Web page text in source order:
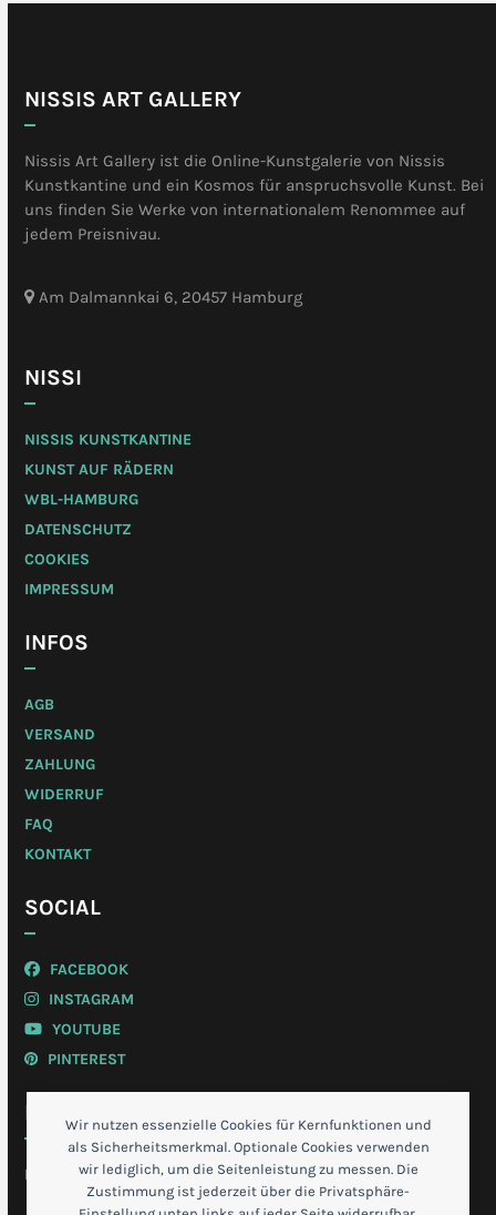
Wir nutzen essenzielle Cookies für Kernfunktionen und
als Sicherheitsmerkmal. Optionale Cookies verwenden
wir lediglich, um die Seitenleistung zu messen. Die
Zustimmung ist jederzeit über die Privatsphäre-
NISSIS ART GALLERY
Nissis Art Gallery ist die Online-Kunstgalerie von Nissis
Kunstkantine und ein Kosmos für anspruchsvolle Kunst. Bei
uns finden Sie Werke von internationalem Renommee auf
jedem Preisnivau.
Am Dalmannkai 6, 20457 Hamburg
NISSI
NISSIS KUNSTKANTINE
KUNST AUF RÄDERN
WBL-HAMBURG
DATENSCHUTZ
COOKIES
IMPRESSUM
INFOS
AGB
VERSAND
ZAHLUNG
WIDERRUF
FAQ
KONTAKT
SOCIAL
FACEBOOK
INSTAGRAM
YOUTUBE
PINTEREST
MEIN KONTO
LOGIN